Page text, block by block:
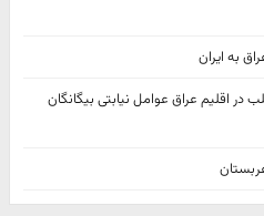
به ایران
اقلیم عراق عوامل نیابتی بیگانگان